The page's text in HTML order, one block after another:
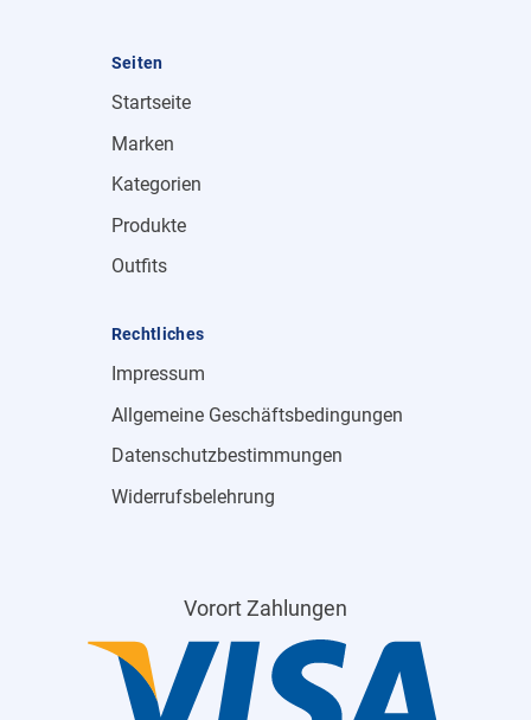
Seiten
Startseite
Marken
Kategorien
Produkte
Outfits
Rechtliches
Impressum
Allgemeine Geschäftsbedingungen
Datenschutzbestimmungen
Widerrufsbelehrung
Vorort Zahlungen